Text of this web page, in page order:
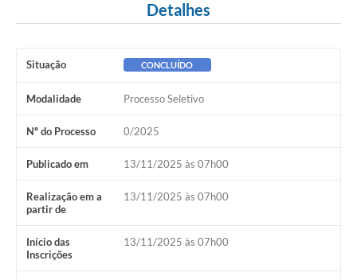
Licenças Concedidas
DOC Licenciamento Ambiental
Notícias
Concursos e Processos Seletivos
Diário Oficial
Acesso a Informação (Transparência)
Guia de Serviços
Detalhes
Situação CONCLUÍDO
Modalidade Processo Seletivo
Nº do Processo 0/2025
Publicado em 13/11/2025 às 07h00
Realização em a
partir de
13/11/2025 às 07h00
Início das
Inscrições
13/11/2025 às 07h00